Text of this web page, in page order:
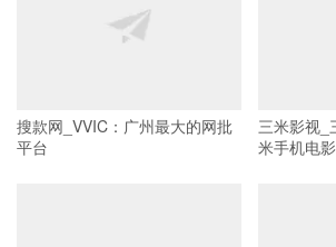
搜款网_VVIC：广州最大的网批
平台
三米影视_
米手机电